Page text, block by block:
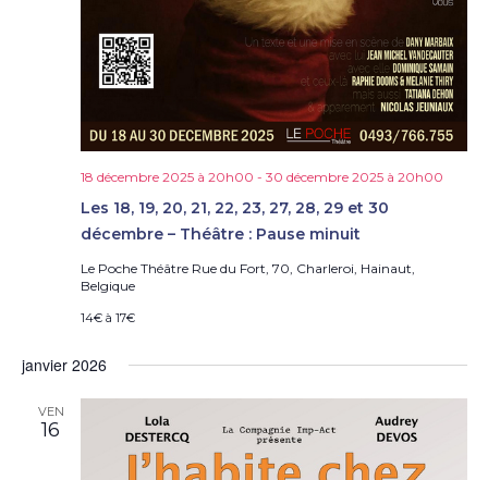
Les 18, 19, 20, 21, 22, 23, 27, 28, 29 et 30
décembre – Théâtre : Pause minuit
18 décembre 2025 à 20h00 - 30 décembre 2025 à 20h00
Le Poche Théâtre Rue du Fort, 70, Charleroi, Hainaut,
Belgique
14€ à 17€
janvier 2026
VEN
16